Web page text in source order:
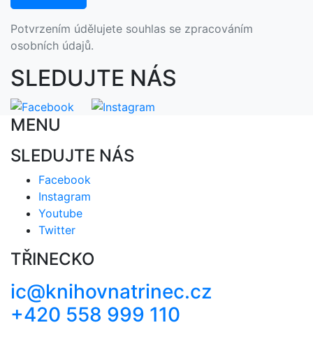
Potvrzením údělujete souhlas se zpracováním
osobních údajů.
SLEDUJTE NÁS
MENU
SLEDUJTE NÁS
Facebook
Instagram
Youtube
Twitter
TŘINECKO
ic@knihovnatrinec.cz
+420 558 999 110